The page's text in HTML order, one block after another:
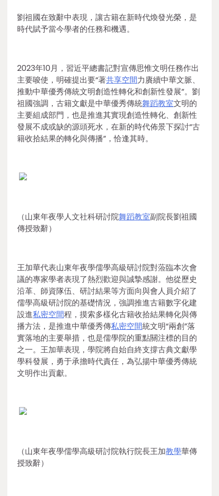
劉祖國在致辭中表現，讓古籍在新時代煥發光榮，是
時代賦予當今學者的任務和機遇。
2023年10月，習近平總書記對宣傳思惟文明任務作出
主要唆使，明確提出要“著共享空間力賡續中華文脈、
推動中華優秀傳統文明創造性轉化和創新性發展”。劉
祖國強調，古籍文獻是中華優秀傳統舞蹈教室文明的
主要組成部門，也是推進其實現創造性轉化、創新性
發展不成或缺的源頭死水，在新的時代佈景下探討“古
籍收拾結果的轉化與傳播”，恰逢其時。
（山東年夜學人文社科研討院舞蹈教室副院長劉祖國
傳授致辭）
王加華代表山東年夜學儒學高級研討院對蒞臨本次會
議的專家學者表現了熱烈歡迎與誠摯感謝。他從歷史
沿革、師資隊伍、研討結果等方面向與會人員介紹了
儒學高級研討院的基礎情況，強調推進古籍數字化建
設進私密空間程，摸索多樣化古籍收拾結果轉化與傳
播方法，是推進中華優秀傳私密空間統文明“兩創”落
實落地的主要舉措，也是儒學院的重點關注標的目的
之一。王加華表現，學院將自始自終支撐古典文獻學
學科發展，勇于承擔時代責任，為弘揚中華優秀傳統
文明作出貢獻。
（山東年夜學儒學高級研討院執行院長王加教學華傳
授致辭）